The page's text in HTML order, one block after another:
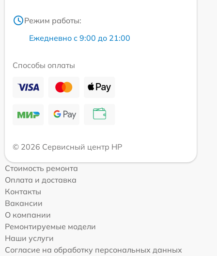
Режим работы:
Ежедневно с 9:00 до 21:00
Способы оплаты
© 2026 Сервисный центр HP
Стоимость ремонта
Оплата и доставка
Контакты
Вакансии
О компании
Ремонтируемые модели
Наши услуги
Согласие на обработку персональных данных